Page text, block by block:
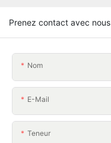
Prenez contact avec nous
Nom
E-Mail
Teneur